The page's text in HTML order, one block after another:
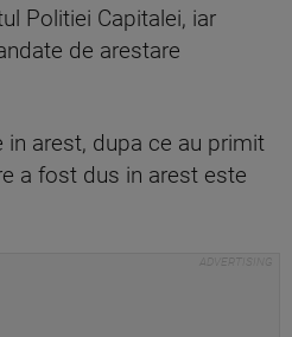
Politiei Capitalei, iar
de arestare
in arest, dupa ce au primit
a fost dus in arest este